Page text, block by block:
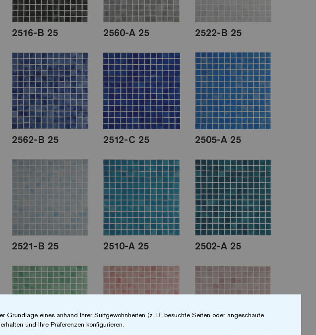
2516-B 25 2560-A 25 2522-B 25
2562-B 25 2512-C 25 2505-A 25
2521-B 25 2510-A 25 2502-A 25
Grundlage eines anhand Ihrer Surfgewohnheiten (z. B. besuchte Seiten oder angeschaute
und Ihre Präferenzen konfigurieren.